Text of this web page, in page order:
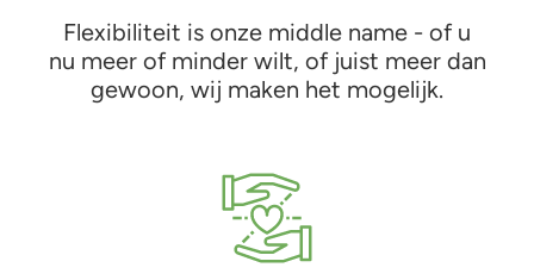
Flexibiliteit is onze middle name - of u
nu meer of minder wilt, of juist meer dan
gewoon, wij maken het mogelijk.